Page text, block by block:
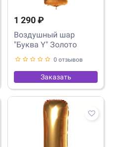
1 290 ₽
Воздушный шар
"Буква Y" Золото
0 отзывов
Заказать